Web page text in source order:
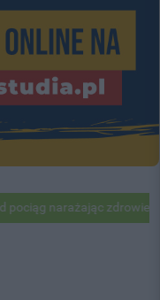
narażając zdrowie i życie